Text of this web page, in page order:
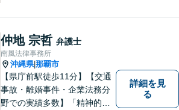
指すことが私の信念です。
【休日面談可】
仲地 宗哲 弁護士
南風法律事務所
沖縄県|那覇市
【県庁前駅徒歩11分】【交通
事故・離婚事件・企業法務分
野での実績多数】「精神的な
詳細を見
る